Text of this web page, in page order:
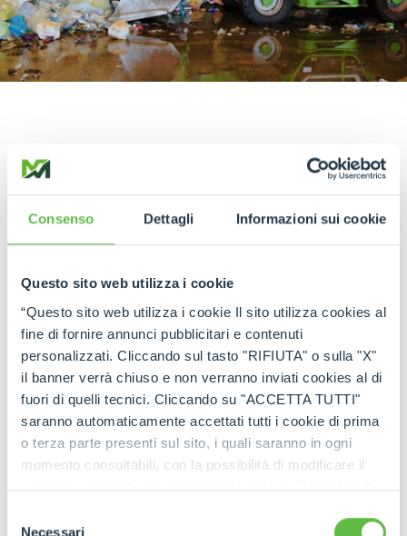
Consenso Dettagli Informazioni sui cookie
Questo sito web utilizza i cookie
“Questo sito web utilizza i cookie Il sito utilizza cookies al
fine di fornire annunci pubblicitari e contenuti
personalizzati. Cliccando sul tasto "RIFIUTA" o sulla "X"
il banner verrà chiuso e non verranno inviati cookies al di
fuori di quelli tecnici. Cliccando su "ACCETTA TUTTI"
saranno automaticamente accettati tutti i cookie di prima
o terza parte presenti sul sito, i quali saranno in ogni
momento consultabili, con la possibilità di modificare il
consenso prestato per ogni singolo cookie. Come fare?
ogni pagina, selezionare "Modifichi il suo consenso" e
Necessari
LEER LA ENTREVISTA
VER EL VÍDEO